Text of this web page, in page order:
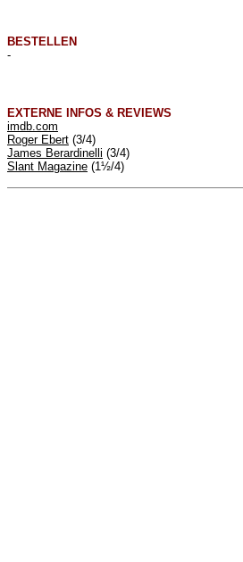
BESTELLEN
-
EXTERNE INFOS & REVIEWS
imdb.com
Roger Ebert (3/4)
James Berardinelli (3/4)
Slant Magazine (1½/4)